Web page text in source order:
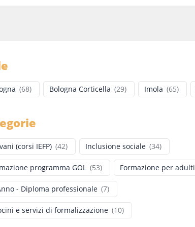
(68) Bologna Corticella (29) Imola (65)
(corsi IEFP) (42) Inclusione sociale (34)
programma GOL (53) Formazione per adulti
- Diploma professionale (7)
e servizi di formalizzazione (10)